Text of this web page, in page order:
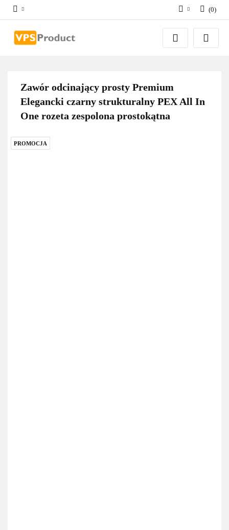
Zaloguj się
Zarejestruj się
(0)
Zawór odcinający prosty Premium
Elegancki czarny strukturalny PEX All In
One rozeta zespolona prostokątna
PROMOCJA